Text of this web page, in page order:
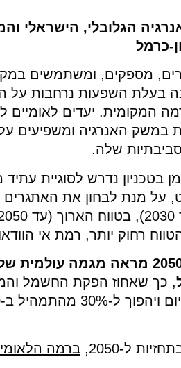
הגלובלי, הישראלי
כרמל
מספקים, ומשתמשים
בעלת השפעות נרחבות על
המקומית. יעדים
במשק האנרגיה ומשפיעים
שלה.
בטכניון נדרש לסוגיית
על מנת לבחון את האתגרים
רחוק יותר, רמת אי
מראה מגמה עולמית
, כך שאחוז הפקת החשמל
ל-2050,
ברמה